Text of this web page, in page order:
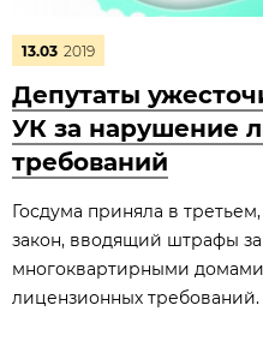
13.03 2019
Депутаты
УК за нарушение
требований
Госдума приняла в
закон, вводящий штрафы
многоквартирными
лицензионных требований.